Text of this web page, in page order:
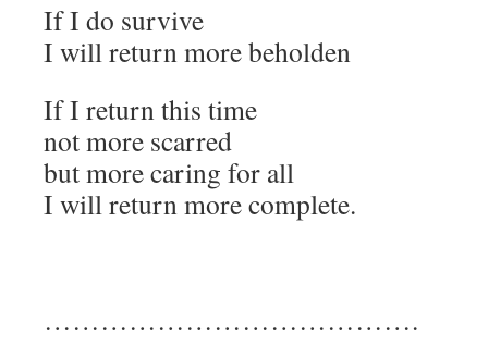
If I do survive
I will return more beholden
If I return this time
not more scarred
but more caring for all
I will return more complete.
………………………………….